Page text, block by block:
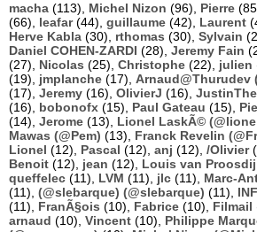
macha (113), Michel Nizon (96), Pierre
(66), leafar(44), guillaume (42), Laurent
Herve Kabla (30), rthomas (30), Sylvain
Daniel COHEN-ZARDI (28), Jeremy Fain
(27), Nicolas (25), Christophe (22), julien
(19), jmplanche (17), Arnaud@Thurudev
(17), Jeremy (16), OlivierJ (16),
(16), bobonofx (15), Paul Gateau (15),
(14), Jerome (13), Lionel LaskÃ©
Mawas (@Pem) (13), Franck Revelin
Lionel (12), Pascal (12), anj (12), /Olivier
Benoit (12), jean (12), Louis van Proosdij
queffelec (11), LVM (11), jlc (11), Marc-
(11), (@slebarque) (@slebarque) (11),
(11), FranÃ§ois (10), Fabrice (10), Filmail
arnaud (10), Vincent (10), Philippe